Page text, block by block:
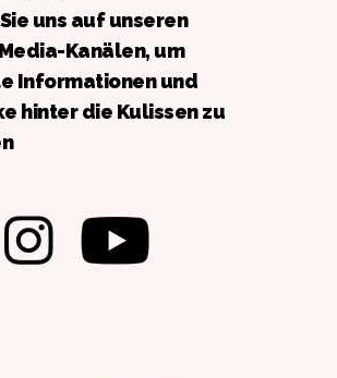
uns auf unseren
Kanälen, um
Informationen und
hinter die Kulissen zu